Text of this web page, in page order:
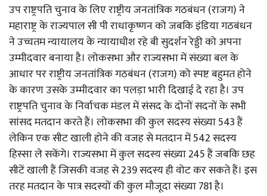
उप राष्ट्रपति चुनाव के लिए राष्ट्रीय जनतांत्रिक गठबंधन (राजग) ने
महाराष्ट्र के राज्यपाल सी पी राधाकृष्णन को जबकि इंडिया गठबंधन
ने उच्चतम न्यायालय के न्यायाधीश रहे बी सुदर्शन रेड्डी को अपना
उम्मीदवार बनाया है। लोकसभा और राज्यसभा में संख्या बल के
आधार पर राष्ट्रीय जनतांत्रिक गठबंधन (राजग) को स्पष्ट बहुमत होने
के कारण उसके उम्मीदवार का पलड़ा भारी दिखाई दे रहा है। उप
राष्ट्रपति चुनाव के निर्वाचक मंडल में संसद के दोनों सदनों के सभी
सांसद मतदान करते हैं। लोकसभा की कुल सदस्य संख्या 543 हैं
लेकिन एक सीट खाली होने की वजह से मतदान में 542 सदस्य
हिस्सा ले सकेंगे। राज्यसभा में कुल सदस्य संख्या 245 हैं जबकि छह
सीटें खाली हैं जिसकी वजह से 239 सदस्य ही वोट कर सकते हैं। इस
तरह मतदान के पात्र सदस्यों की कुल मौजूदा संख्या 781 है।